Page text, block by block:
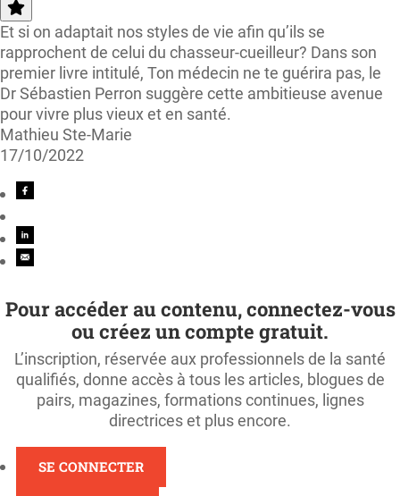
Et si on adaptait nos styles de vie afin qu’ils se
rapprochent de celui du chasseur-cueilleur? Dans son
premier livre intitulé, Ton médecin ne te guérira pas, le
Dr Sébastien Perron suggère cette ambitieuse avenue
pour vivre plus vieux et en santé.
Mathieu Ste-Marie
17/10/2022
Pour accéder au contenu, connectez-vous
ou créez un compte gratuit.
L’inscription, réservée aux professionnels de la santé
qualifiés, donne accès à tous les articles, blogues de
pairs, magazines, formations continues, lignes
directrices et plus encore.
SE CONNECTER